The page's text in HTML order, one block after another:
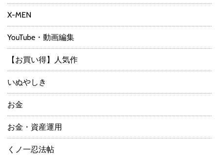
X-MEN
YouTube・動画編集
【お買い得】人気作
いぬやしき
お金
お金・資産運用
くノ一忍法帖